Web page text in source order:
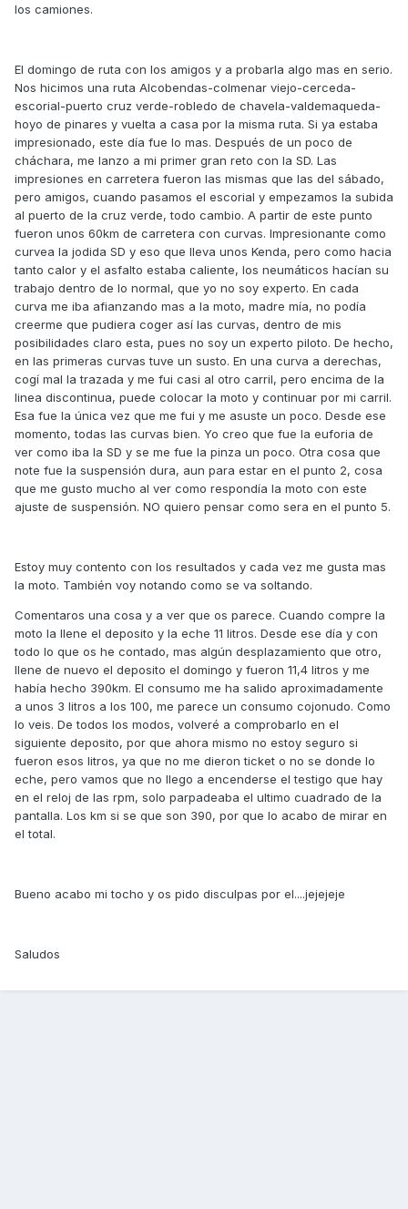
los camiones.
El domingo de ruta con los amigos y a probarla algo mas en serio.
Nos hicimos una ruta Alcobendas-colmenar viejo-cerceda-
escorial-puerto cruz verde-robledo de chavela-valdemaqueda-
hoyo de pinares y vuelta a casa por la misma ruta. Si ya estaba
impresionado, este día fue lo mas. Después de un poco de
cháchara, me lanzo a mi primer gran reto con la SD. Las
impresiones en carretera fueron las mismas que las del sábado,
pero amigos, cuando pasamos el escorial y empezamos la subida
al puerto de la cruz verde, todo cambio. A partir de este punto
fueron unos 60km de carretera con curvas. Impresionante como
curvea la jodida SD y eso que lleva unos Kenda, pero como hacia
tanto calor y el asfalto estaba caliente, los neumáticos hacían su
trabajo dentro de lo normal, que yo no soy experto. En cada
curva me iba afianzando mas a la moto, madre mía, no podía
creerme que pudiera coger así las curvas, dentro de mis
posibilidades claro esta, pues no soy un experto piloto. De hecho,
en las primeras curvas tuve un susto. En una curva a derechas,
cogí mal la trazada y me fui casi al otro carril, pero encima de la
linea discontinua, puede colocar la moto y continuar por mi carril.
Esa fue la única vez que me fui y me asuste un poco. Desde ese
momento, todas las curvas bien. Yo creo que fue la euforia de
ver como iba la SD y se me fue la pinza un poco. Otra cosa que
note fue la suspensión dura, aun para estar en el punto 2, cosa
que me gusto mucho al ver como respondía la moto con este
ajuste de suspensión. NO quiero pensar como sera en el punto 5.
Estoy muy contento con los resultados y cada vez me gusta mas
la moto. También voy notando como se va soltando.
Comentaros una cosa y a ver que os parece. Cuando compre la
moto la llene el deposito y la eche 11 litros. Desde ese día y con
todo lo que os he contado, mas algún desplazamiento que otro,
llene de nuevo el deposito el domingo y fueron 11,4 litros y me
había hecho 390km. El consumo me ha salido aproximadamente
a unos 3 litros a los 100, me parece un consumo cojonudo. Como
lo veis. De todos los modos, volveré a comprobarlo en el
siguiente deposito, por que ahora mismo no estoy seguro si
fueron esos litros, ya que no me dieron ticket o no se donde lo
eche, pero vamos que no llego a encenderse el testigo que hay
en el reloj de las rpm, solo parpadeaba el ultimo cuadrado de la
pantalla. Los km si se que son 390, por que lo acabo de mirar en
el total.
Bueno acabo mi tocho y os pido disculpas por el....jejejeje
Saludos